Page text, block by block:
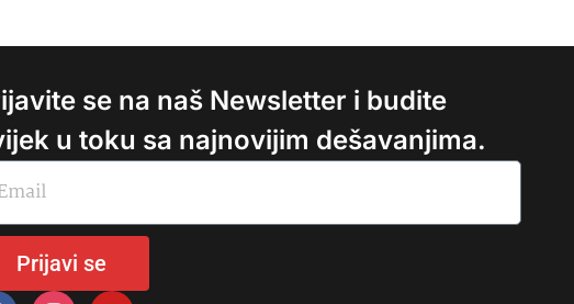
se na naš Newsletter i budite
u toku sa najnovijim dešavanjima.
Prijavi se